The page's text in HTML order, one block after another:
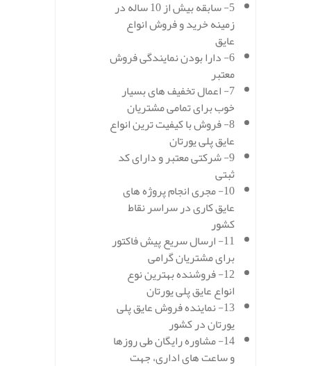
5- سابقه بیش از 10 ساله در
زمینه خرید و فروش انواع
عایق
6- دارا بودن نمایندگی فروش
معتبر
7- اعمال تخفیف های بسیار
خوب برای تمامی مشتریان
8- فروش با کیفیت ترین انواع
عایق پلی یورتان
9- شرکتی معتبر و دارای کد
ثبتی
10- مجری انجام پروژه های
عایق کاری در سراسر نقاط
کشور
11- ارسال سریع پیش فاکتور
برای مشتریان گرامی
12- فروشنده بهترین نوع
انواع عایق پلی یورتان
13- نماینده فروش عایق پلی
یورتان در کشور
14- مشاوره رایگان طی روزها
و ساعت های اداری، جهت